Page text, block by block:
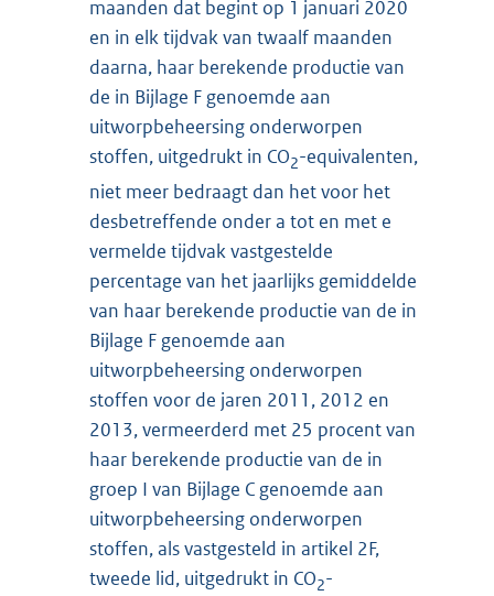
maanden dat begint op 1 januari 2020
en in elk tijdvak van twaalf maanden
daarna, haar berekende productie van
de in Bijlage F genoemde aan
uitworpbeheersing onderworpen
stoffen, uitgedrukt in CO2-equivalenten,
niet meer bedraagt dan het voor het
desbetreffende onder a tot en met e
vermelde tijdvak vastgestelde
percentage van het jaarlijks gemiddelde
van haar berekende productie van de in
Bijlage F genoemde aan
uitworpbeheersing onderworpen
stoffen voor de jaren 2011, 2012 en
2013, vermeerderd met 25 procent van
haar berekende productie van de in
groep I van Bijlage C genoemde aan
uitworpbeheersing onderworpen
stoffen, als vastgesteld in artikel 2F,
tweede lid, uitgedrukt in CO2-